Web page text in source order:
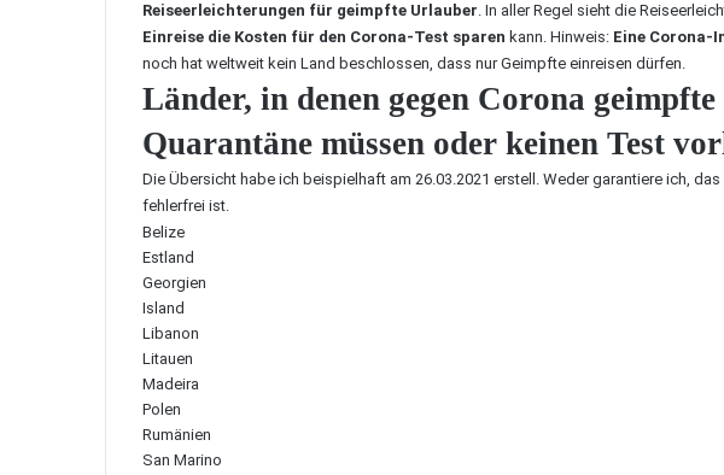
Reiseerleichterungen für geimpfte Urlauber. In aller Regel sieht die
Einreise die Kosten für den Corona-Test sparen kann. Hinweis: Eine Corona-
noch hat weltweit kein Land beschlossen, dass nur Geimpfte einreisen dürfen.
Länder, in denen gegen Corona
Quarantäne müssen oder keinen Test
Die Übersicht habe ich beispielhaft am 26.03.2021 erstell. Weder garantiere ich,
fehlerfrei ist.
Belize
Estland
Georgien
Island
Libanon
Litauen
Madeira
Polen
Rumänien
San Marino